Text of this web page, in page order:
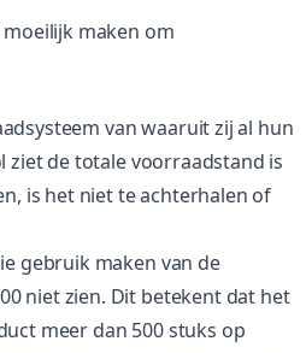
maken om
van waaruit zij al hun
de totale voorraadstand is
is het niet te achterhalen of
gebruik maken van de
niet zien. Dit betekent dat het
meer dan 500 stuks op